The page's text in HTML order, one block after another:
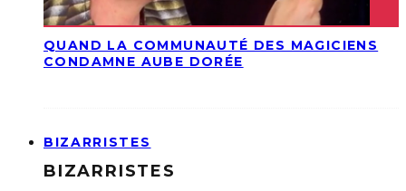
QUAND LA COMMUNAUTÉ DES MAGICIENS
CONDAMNE AUBE DORÉE
BIZARRISTES
BIZARRISTES